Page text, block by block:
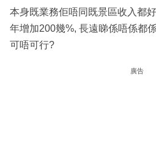
本身既業務佢唔同既景區收入都
年增加200幾%, 長遠睇係唔係都
可唔可行?
廣告